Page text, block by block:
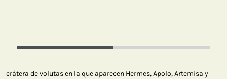
crátera de volutas en la que aparecen Hermes, Apolo, Artemisa y